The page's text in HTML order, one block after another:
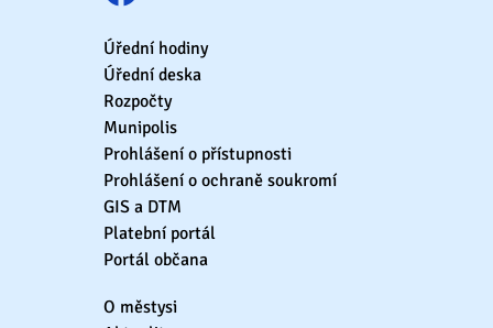
Úřední hodiny
Úřední deska
Rozpočty
Munipolis
Prohlášení o přístupnosti
Prohlášení o ochraně soukromí
GIS a DTM
Platební portál
Portál občana
O městysi